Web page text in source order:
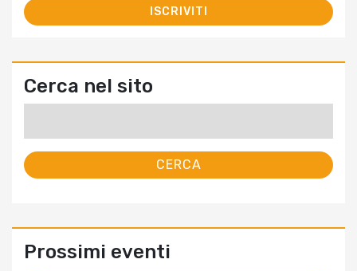
Cerca nel sito
Prossimi eventi